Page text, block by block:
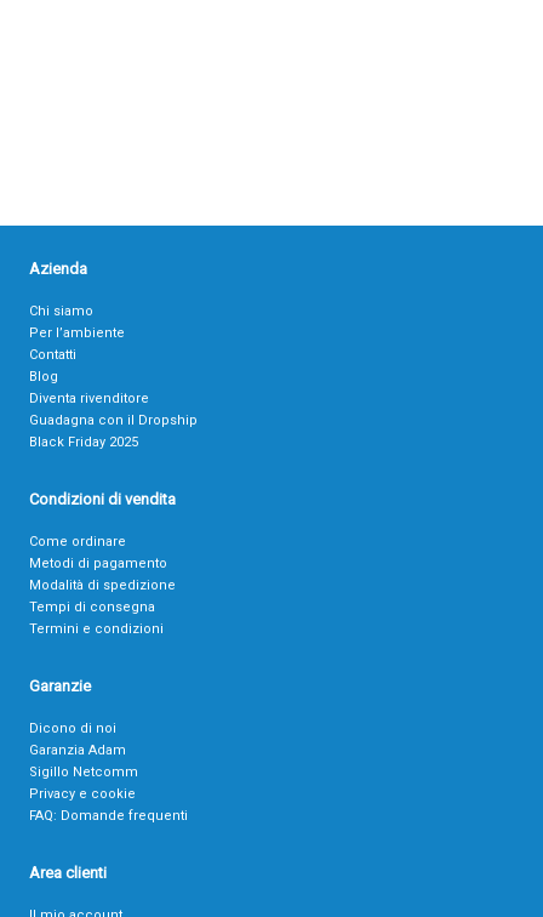
Azienda
Chi siamo
Per l’ambiente
Contatti
Blog
Diventa rivenditore
Guadagna con il Dropship
Black Friday 2025
Condizioni di vendita
Come ordinare
Metodi di pagamento
Modalità di spedizione
Tempi di consegna
Termini e condizioni
Garanzie
Dicono di noi
Garanzia Adam
Sigillo Netcomm
Privacy e cookie
FAQ: Domande frequenti
Area clienti